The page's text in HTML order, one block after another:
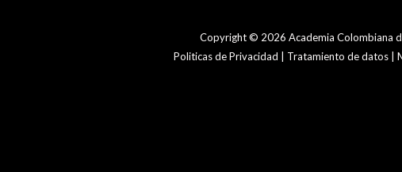
Copyright © 2026 Academia Colombiana
Politicas de Privacidad | Tratamiento de datos |